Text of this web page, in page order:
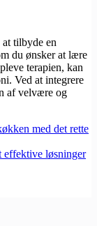
tilbyde en
du ønsker at lære
terapien, kan
Ved at integrere
af velvære og
med det rette
effektive løsninger